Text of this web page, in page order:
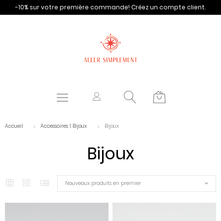
-10% sur votre première commande! Créez un compte client.
Accueil Accessoires | Bijoux Bijoux
Bijoux
Nouveaux produits en premier